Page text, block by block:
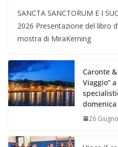
SANCTA SANCTORUM E I
2026 Presentazione del libro
mostra di MiraKerning
Caronte
Viaggio”
26